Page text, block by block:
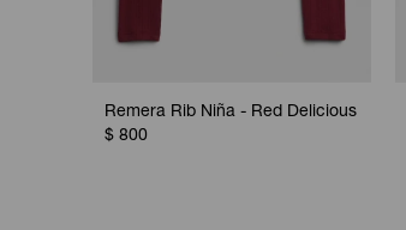
Remera Rib Niña - Red Delicious
$ 800